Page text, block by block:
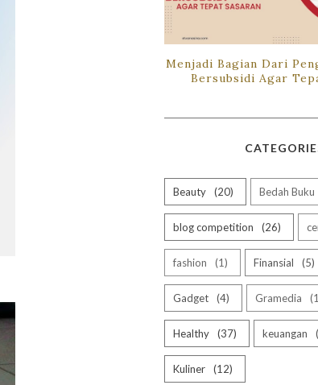
Menjadi Bagian Dari
Bersubsidi Agar
Beauty 20 Bedah Buku
blog competition 26
fashion 1 Finansial 5
Gadget 4 Gramedia 1
Healthy 37 keuangan
Kuliner 12